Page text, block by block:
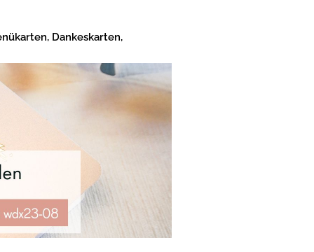
Dankeskarten,